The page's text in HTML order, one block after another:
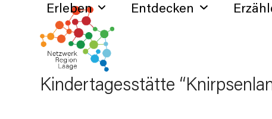
Erleben Entdecken
Kindertagesstätte